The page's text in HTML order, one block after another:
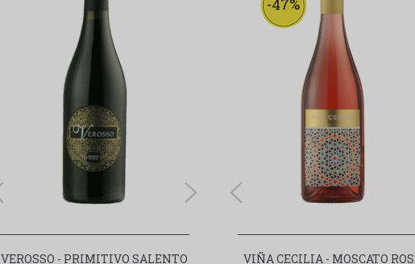
VEROSSO - PRIMITIVO SALENTO
-47%
VIÑA CECILIA - MOSCATO ROSÉ
-47%
VIÑA CECILIA - MOSCATO